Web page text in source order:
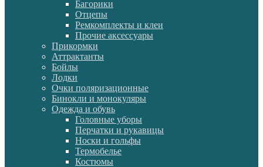
Багорики
Отцепы
Ремкомплекты и клеи
Прочие аксессуары
Прикормки
Аттрактанты
Бойлы
Лодки
Очки поляризационные
Бинокли и монокуляры
Одежда и обувь
Головные уборы
Перчатки и рукавицы
Носки и гольфы
Термобелье
Костюмы